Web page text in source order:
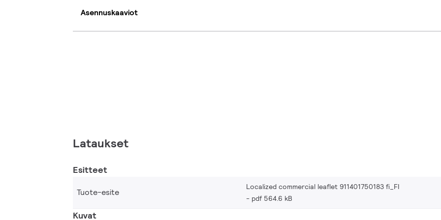
Asennuskaaviot
Lataukset
Esitteet
Tuote-esite
Localized commercial leaflet 911401750183 fi_FI
pdf 564.6 kB
Kuvat